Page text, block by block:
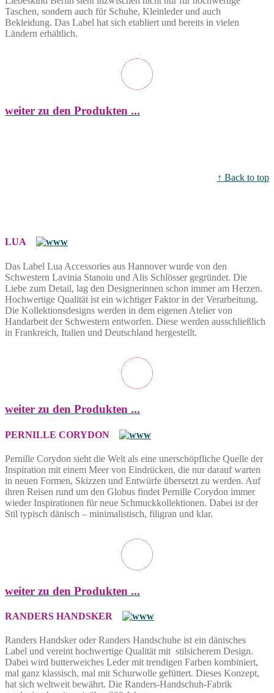
Taschen, sondern auch für Schuhe, Kleinleder und auch
Bekleidung. Das Label hat sich etabliert und bereits in vielen
Ländern erhältlich.
weiter zu den Produkten ...
↑ Back to top
LUA
Das Label Lua Accessories aus Hannover wurde von den
Schwestern Lavinia Stanoiu und Alis Schlösser gegründet. Die
Liebe zum Detail, lag den Designerinnen schon immer am Herzen.
Hochwertige Qualität ist ein wichtiger Faktor in der Verarbeitung.
Die Kollektionsdesigns werden in dem eigenen Atelier von
Handarbeit der Schwestern entworfen. Diese werden ausschließlich
in Frankreich, Italien und Deutschland hergestellt.
weiter zu den Produkten ...
PERNILLE CORYDON
Pernille Corydon sieht die Welt als eine unerschöpfliche Quelle der
Inspiration mit einem Meer von Eindrücken, die nur darauf warten
in neuen Formen, Skizzen und Entwürfe übersetzt zu werden. Auf
ihren Reisen rund um den Globus findet Pernille Corydon immer
wieder Inspirationen für neue Schmuckkollektionen. Dabei ist der
Stil typisch dänisch – minimalistisch, filigran und klar.
weiter zu den Produkten ...
RANDERS HANDSKER
Randers Handsker oder Randers Handschuhe ist ein dänisches
Label und vereint hochwertige Qualität mit stilsicherem Design.
Dabei wird butterweiches Leder mit trendigen Farben kombiniert,
mal ganz klassisch, mal mit Schurwolle gefüttert. Dieses Konzept,
hat sich weltweit bewährt. Die Randers-Handschuh-Fabrik